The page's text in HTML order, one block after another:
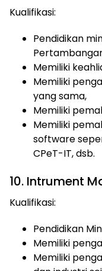
Kualifikasi:
Pendidikan
Memiliki
Memiliki
yang sama,
Memiliki
Memiliki
software
CPeT-IT, dsb.
10. Intrument
Kualifikasi:
Pendidikan
Memiliki
Memiliki